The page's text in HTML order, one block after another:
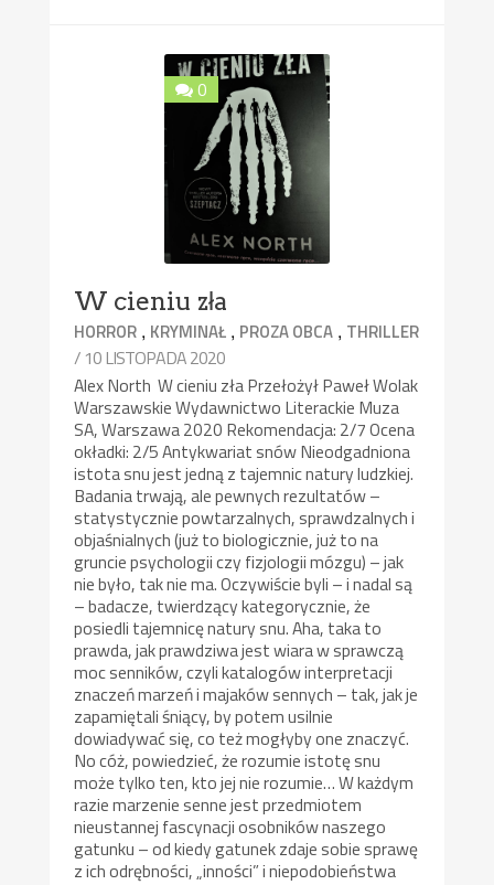
0
W cieniu zła
HORROR , KRYMINAŁ , PROZA OBCA , THRILLER
/ 10 LISTOPADA 2020
Alex North W cieniu zła Przełożył Paweł Wolak
Warszawskie Wydawnictwo Literackie Muza
SA, Warszawa 2020 Rekomendacja: 2/7 Ocena
okładki: 2/5 Antykwariat snów Nieodgadniona
istota snu jest jedną z tajemnic natury ludzkiej.
Badania trwają, ale pewnych rezultatów –
statystycznie powtarzalnych, sprawdzalnych i
objaśnialnych (już to biologicznie, już to na
gruncie psychologii czy fizjologii mózgu) – jak
nie było, tak nie ma. Oczywiście byli – i nadal są
– badacze, twierdzący kategorycznie, że
posiedli tajemnicę natury snu. Aha, taka to
prawda, jak prawdziwa jest wiara w sprawczą
moc senników, czyli katalogów interpretacji
znaczeń marzeń i majaków sennych – tak, jak je
zapamiętali śniący, by potem usilnie
dowiadywać się, co też mogłyby one znaczyć.
No cóż, powiedzieć, że rozumie istotę snu
może tylko ten, kto jej nie rozumie… W każdym
razie marzenie senne jest przedmiotem
nieustannej fascynacji osobników naszego
gatunku – od kiedy gatunek zdaje sobie sprawę
z ich odrębności, „inności” i niepodobieństwa